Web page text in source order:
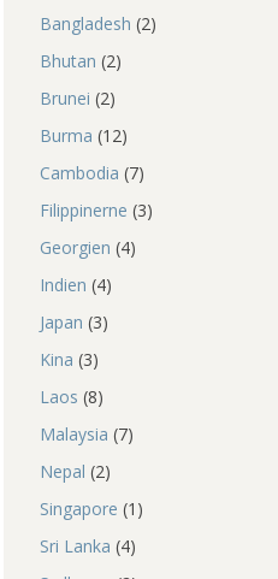
Bangladesh (2)
Bhutan (2)
Brunei (2)
Burma (12)
Cambodia (7)
Filippinerne (3)
Georgien (4)
Indien (4)
Japan (3)
Kina (3)
Laos (8)
Malaysia (7)
Nepal (2)
Singapore (1)
Sri Lanka (4)